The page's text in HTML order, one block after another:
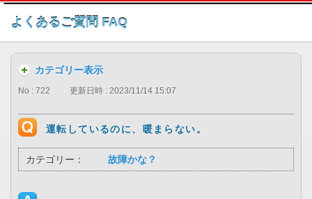
このページの本文へ
よくあるご質問 FAQ
カテゴリー表示
No : 722 更新日時 : 2023/11/14 15:07
運転しているのに、暖まらない。
カテゴリー： 故障かな？